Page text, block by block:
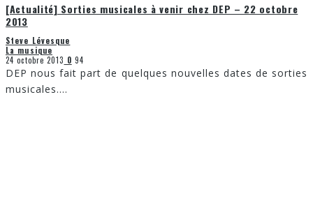
[Actualité] Sorties musicales à venir chez DEP – 22 octobre
2013
Steve Lévesque
La musique
24 octobre 2013 0 94
DEP nous fait part de quelques nouvelles dates de sorties
musicales....